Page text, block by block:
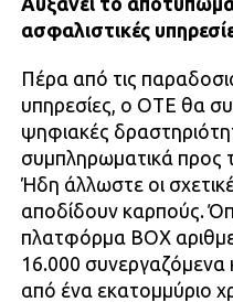
ασφαλιστικές
Πέρα από τις
υπηρεσίες, ο ΟΤΕ θα
ψηφιακές
συμπληρωματικά προς
Ήδη άλλωστε οι
αποδίδουν καρπούς.
πλατφόρμα BOX
16.000
από ένα εκατομμύριο